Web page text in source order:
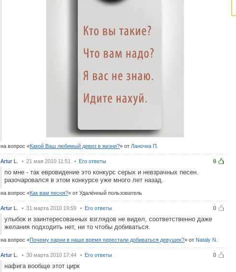
на вопрос Какой Ваш любимый девиз в жизни? от Ланочка П.
0
Artur L. 21 мая 2010 11:51 Его ответы
по мне - так евровидение это конкурс серых и невзрачных песен.
разочаровался в этом конкурсе уже много лет назад.
на вопрос Как вам песня? от Удалённый пользователь
0
Artur L. 31 марта 2010 19:59 Его ответы
улыбок и заинтересованных взглядов не видел, соответственно даже
желания подходить нет, ни то чтобы добиваться.
на вопрос Почему парни в наше время перестали добиваться девушек? от Nataly N.
0
Artur L. 30 марта 2010 17:44 Его ответы
нафига вообще этот цирк